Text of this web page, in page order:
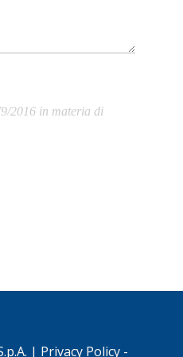
2016 in materia di
| Privacy Policy -